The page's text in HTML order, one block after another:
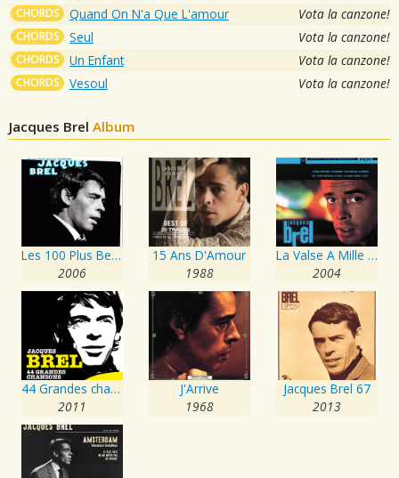
CHORDS Quand On N'a Que L'amour Vota la canzone!
CHORDS Seul Vota la canzone!
CHORDS Un Enfant Vota la canzone!
CHORDS Vesoul Vota la canzone!
Jacques Brel Album
Les 100 Plus Belles Chansons
2006
15 Ans D'Amour
1988
La Valse A Mille Temps
2004
44 Grandes chansons
2011
J'Arrive
1968
Jacques Brel 67
2013